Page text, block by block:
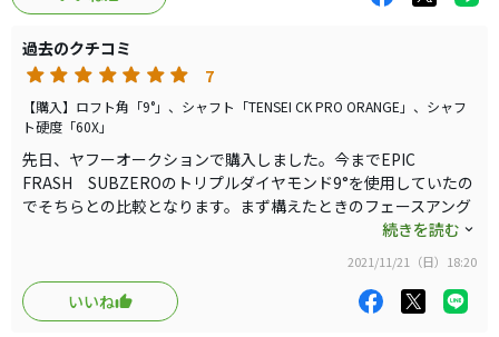
がマッチングがいいようです。フック系の持ち玉なのです
がこの組み合わせは更に左に行きにくいのでそこもマッチ
していると思います。ROGUE ST triple diamondも注視し
ていますがもうしばらくこの組み合わせで頑張りたいと思
います。
過去のクチコミ
7
【購入】ロフト角「9°」、シャフト「TENSEI CK PRO ORANGE」、シャフ
ト硬度「60X」
先日、ヤフーオークションで購入しました。今までEPIC
FRASH SUBZEROのトリプルダイヤモンド9°を使用していたの
でそちらとの比較となります。まず構えたときのフェースアング
ルですがEPIC FLASH SUBZERO&#9830;&#9830;&#9830;はやや
開いていたのですがEPIC SPEED &#9830;&#9830;&#9830;LSは
ほぼストレートで上から見た感じは真っすぐ構えやすくなってお
り個人的には良くなった印象。当方フック系が持ち球でEPIC
FRASH SUBZERO&#9830;&#9830;&#9830;よりさらに左に行き
続きを読む
2021/11/21（日）18:20
いいね